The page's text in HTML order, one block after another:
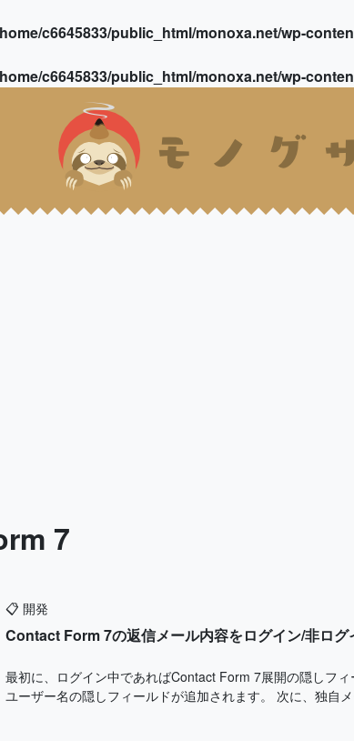
c6645833/public_html/monoxa.net/wp-
c6645833/public_html/monoxa.net/wp-
7
📋 開発
Contact Form 7の返信メール内容をログイン/非ロ
最初に、ログイン中であればContact Form 7展開の隠しフ
ユーザー名の隠しフィールドが追加されます。 次に、独自